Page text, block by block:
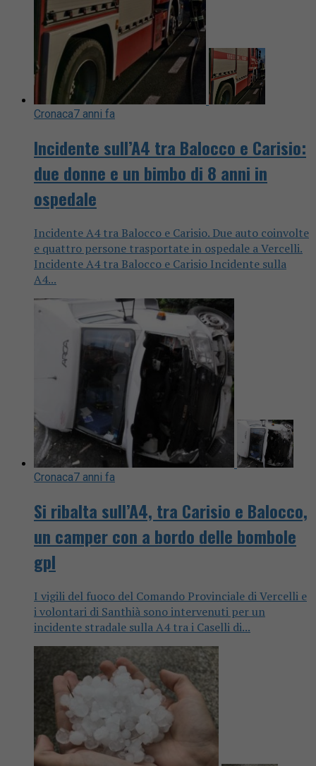
Cronaca7 anni fa
Incidente sull’A4 tra Balocco e Carisio:
due donne e un bimbo di 8 anni in
ospedale
Incidente A4 tra Balocco e Carisio. Due auto coinvolte
e quattro persone trasportate in ospedale a Vercelli.
Incidente A4 tra Balocco e Carisio Incidente sulla
A4...
Cronaca7 anni fa
Si ribalta sull’A4, tra Carisio e Balocco,
un camper con a bordo delle bombole
gpl
I vigili del fuoco del Comando Provinciale di Vercelli e
i volontari di Santhià sono intervenuti per un
incidente stradale sulla A4 tra i Caselli di...